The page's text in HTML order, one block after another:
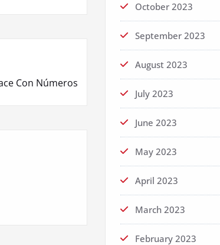
Con Números
October 2023
September 2023
August 2023
July 2023
June 2023
May 2023
April 2023
March 2023
February 2023